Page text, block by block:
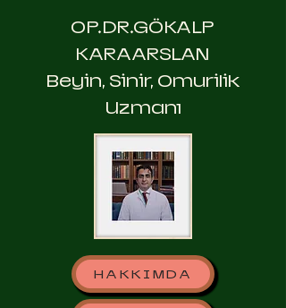
OP.DR.GÖKALP
KARAARSLAN
Beyin, Sinir, Omurilik
Uzmanı
HAKKIMDA